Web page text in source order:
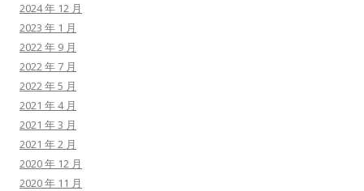
2024 年 12 月
2023 年 1 月
2022 年 9 月
2022 年 7 月
2022 年 5 月
2021 年 4 月
2021 年 3 月
2021 年 2 月
2020 年 12 月
2020 年 11 月